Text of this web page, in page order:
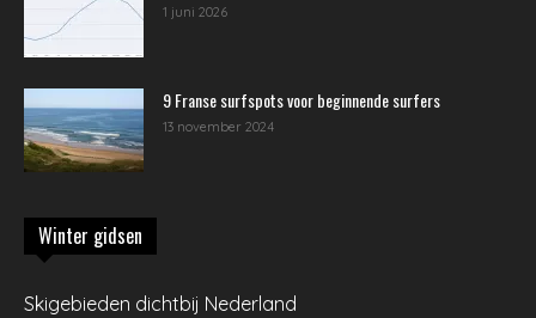
1 juni 2026
9 Franse surfspots voor beginnende surfers
13 november 2024
Winter gidsen
Skigebieden dichtbij Nederland